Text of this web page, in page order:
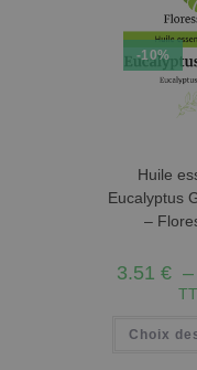
-10%
Huile
Eucalyptus
–
3.51€ –
Choix